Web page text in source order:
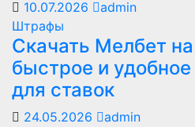
10.07.2026
admin
Штрафы
Скачать Мелбет
быстрое и
для ставок
24.05.2026
admin